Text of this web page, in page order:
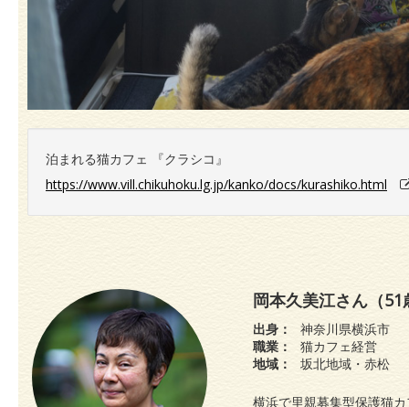
泊まれる猫カフェ 『クラシコ』
https://www.vill.chikuhoku.lg.jp/kanko/docs/kurashiko.html
岡本久美江さん（51
出身：
神奈川県横浜市
職業：
猫カフェ経営
地域：
坂北地域・赤松
横浜で里親募集型保護猫